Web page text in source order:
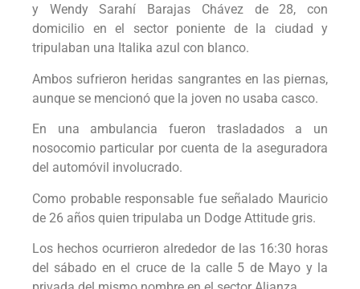
y Wendy Sarahí Barajas Chávez de 28, con
domicilio en el sector poniente de la ciudad y
tripulaban una Italika azul con blanco.
Ambos sufrieron heridas sangrantes en las piernas,
aunque se mencionó que la joven no usaba casco.
En una ambulancia fueron trasladados a un
nosocomio particular por cuenta de la aseguradora
del automóvil involucrado.
Como probable responsable fue señalado Mauricio
de 26 años quien tripulaba un Dodge Attitude gris.
Los hechos ocurrieron alrededor de las 16:30 horas
del sábado en el cruce de la calle 5 de Mayo y la